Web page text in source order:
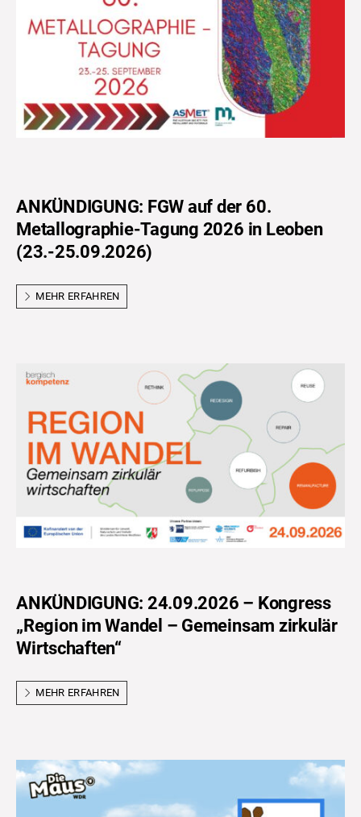
ANKÜNDIGUNG: FGW auf der 60.
Metallographie-Tagung 2026 in Leoben
(23.-25.09.2026)
MEHR ERFAHREN
ANKÜNDIGUNG: 24.09.2026 – Kongress
„Region im Wandel – Gemeinsam zirkulär
Wirtschaften“
MEHR ERFAHREN